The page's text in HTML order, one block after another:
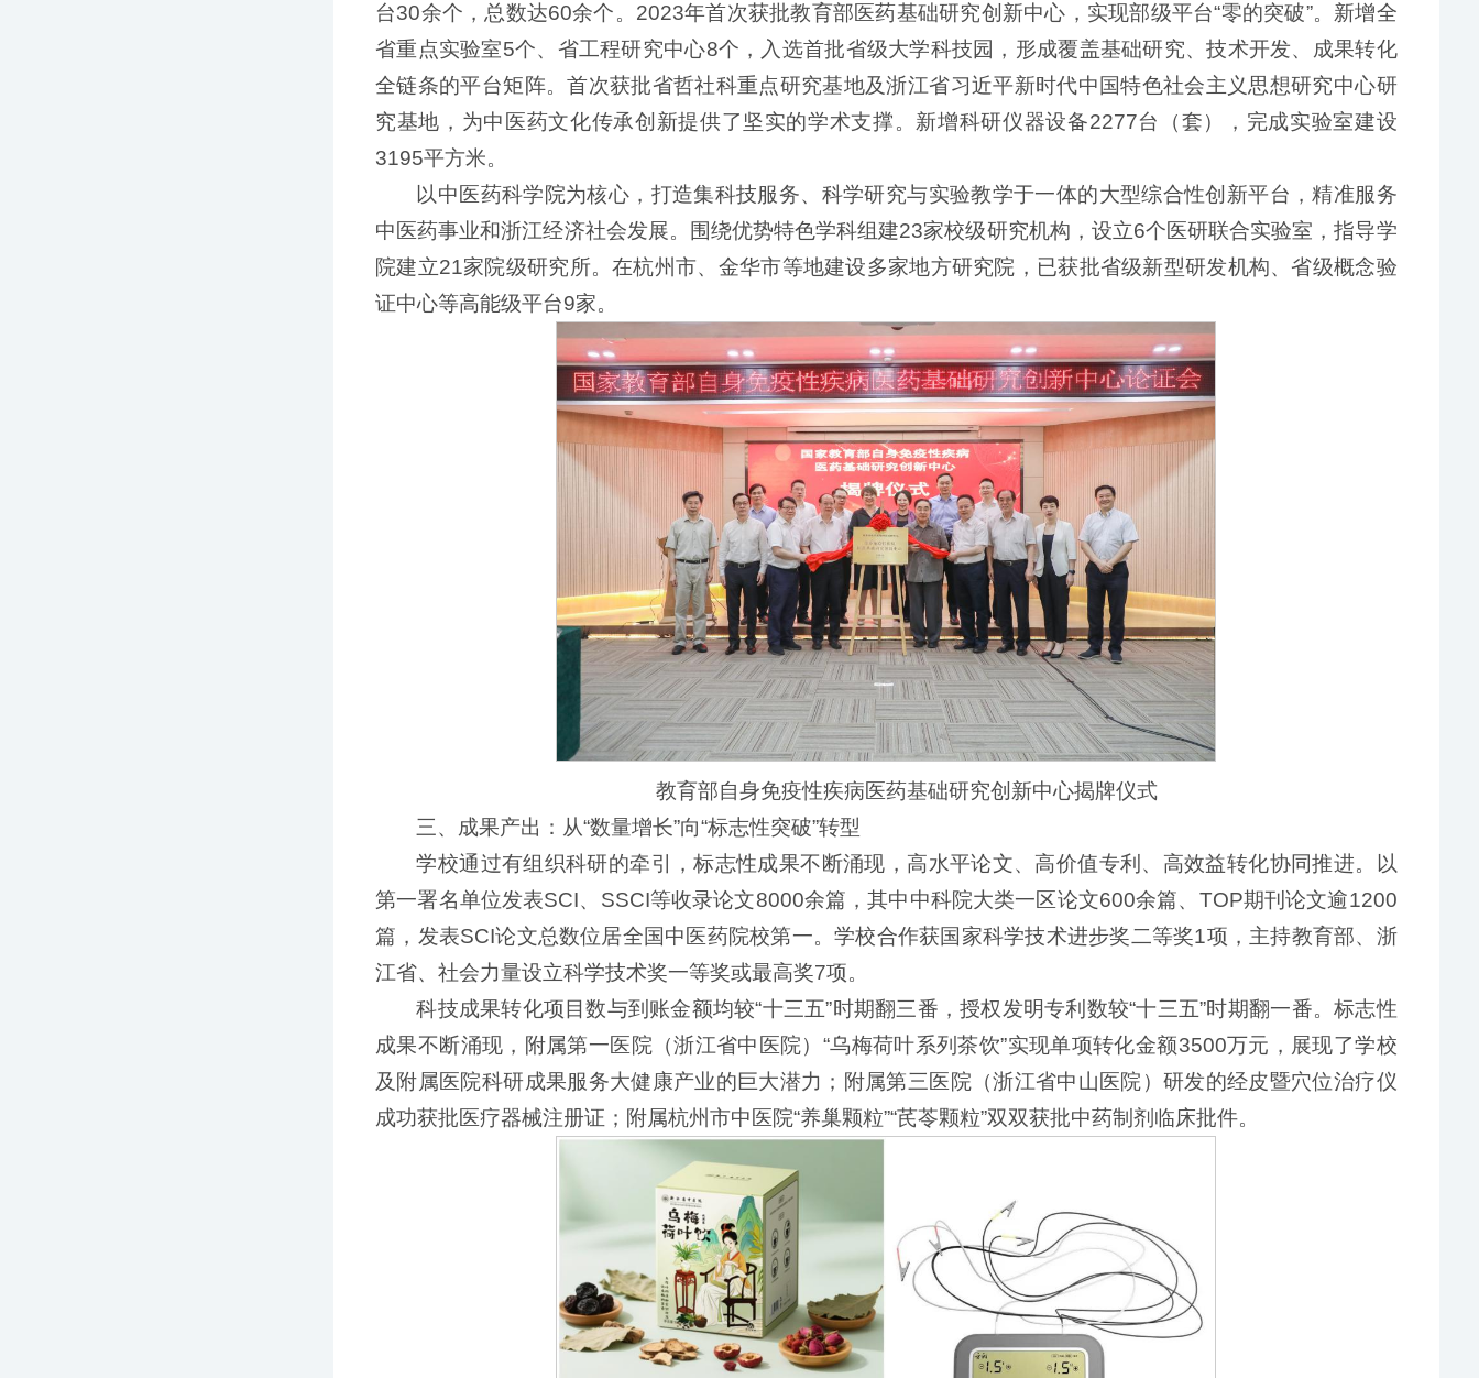
台30余个，总数达60余个。2023年首次获批教育部医药基础研究创新中心，实现部级平台“零的突破”。新增全
省重点实验室5个、省工程研究中心8个，入选首批省级大学科技园，形成覆盖基础研究、技术开发、成果转化
全链条的平台矩阵。首次获批省哲社科重点研究基地及浙江省习近平新时代中国特色社会主义思想研究中心研
究基地，为中医药文化传承创新提供了坚实的学术支撑。新增科研仪器设备2277台（套），完成实验室建设
3195平方米。
以中医药科学院为核心，打造集科技服务、科学研究与实验教学于一体的大型综合性创新平台，精准服务
中医药事业和浙江经济社会发展。围绕优势特色学科组建23家校级研究机构，设立6个医研联合实验室，指导学
院建立21家院级研究所。在杭州市、金华市等地建设多家地方研究院，已获批省级新型研发机构、省级概念验
证中心等高能级平台9家。
教育部自身免疫性疾病医药基础研究创新中心揭牌仪式
三、成果产出：从“数量增长”向“标志性突破”转型
学校通过有组织科研的牵引，标志性成果不断涌现，高水平论文、高价值专利、高效益转化协同推进。以
第一署名单位发表SCI、SSCI等收录论文8000余篇，其中中科院大类一区论文600余篇、TOP期刊论文逾1200
篇，发表SCI论文总数位居全国中医药院校第一。学校合作获国家科学技术进步奖二等奖1项，主持教育部、浙
江省、社会力量设立科学技术奖一等奖或最高奖7项。
科技成果转化项目数与到账金额均较“十三五”时期翻三番，授权发明专利数较“十三五”时期翻一番。标志性
成果不断涌现，附属第一医院（浙江省中医院）“乌梅荷叶系列茶饮”实现单项转化金额3500万元，展现了学校
及附属医院科研成果服务大健康产业的巨大潜力；附属第三医院（浙江省中山医院）研发的经皮暨穴位治疗仪
成功获批医疗器械注册证；附属杭州市中医院“养巢颗粒”“芪苓颗粒”双双获批中药制剂临床批件。